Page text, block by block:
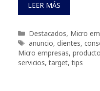
LEER MÁS
Categorías
Destacados, Micro
Etiquetas
anuncio, clientes,
Micro empresas, producto
servicios,target,tips